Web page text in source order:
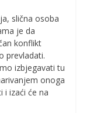
slična osoba
je da
konflikt
prevladati.
izbjegavati tu
onoga
i izaći će na